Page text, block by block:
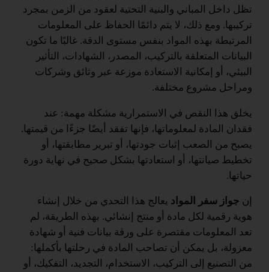
تظل داخل المباني والبنية التحتية لعقود من الزمن بمجرد
تركيبها. ومع ذلك، لا يتم دائمًا الحفاظ على المعلومات
المرتبطة بهذه المواد بنفس مستوى الدقة. غالبًا ما تكون
البيانات المتعلقة بالتركيب، المصدر، الشهادات، التأثير
البيئي، أو إمكانية الاستعادة موزعة عبر وثائق وشركات
ومراحل مشروع مختلفة.
يخلق هذا النقص في الاستمرارية مشكلة مهمة: عند
فقدان المادة لمعلوماتها، فإنها تفقد أيضًا جزءًا من قيمتها.
يصبح من الصعب إثبات جودتها، أو تبرير مطابقتها، أو
تخطيط صيانتها، أو استعادتها بشكل صحيح في نهاية دورة
حياتها.
إن جواز سفر المواد يعالج هذا التحدي من خلال إنشاء
هوية رقمية لكل مادة أو منتج إنشائي. بهذه الطريقة، لم
تعد المعلومات مقتصرة على ورقة بيانات فنية أو شهادة
معزولة، بل يمكن أن تصاحب المادة في رحلتها بأكملها:
من التصنيع إلى التركيب، الاستخدام، التجديد، التفكيك، أو